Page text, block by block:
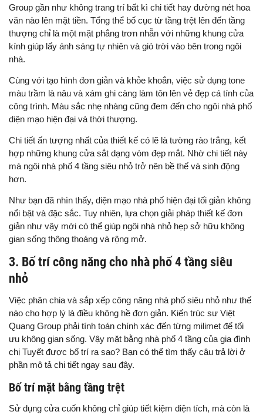
Group gần như không trang trí bất kì chi tiết hay đường nét hoa
văn nào lên mặt tiền. Tổng thể bố cục từ tầng trệt lên đến tầng
thượng chỉ là một mặt phẳng trơn nhẵn với những khung cửa
kính giúp lấy ánh sáng tự nhiên và gió trời vào bên trong ngôi
nhà.
Cùng với tạo hình đơn giản và khỏe khoắn, việc sử dụng tone
màu trầm là nâu và xám ghi càng làm tôn lên vẻ đẹp cá tính của
công trình. Màu sắc nhẹ nhàng cũng đem đến cho ngôi nhà phố
diện mạo hiện đại và thời thượng.
Chi tiết ấn tượng nhất của thiết kế có lẽ là tường rào trắng, kết
hợp những khung cửa sắt dạng vòm đẹp mắt. Nhờ chi tiết này
mà ngôi nhà phố 4 tầng siêu nhỏ trở nên bề thế và sinh động
hơn.
Như bạn đã nhìn thấy, diện mạo nhà phố hiện đại tối giản không
nổi bật và đặc sắc. Tuy nhiên, lựa chọn giải pháp thiết kế đơn
giản như vậy mới có thể giúp ngôi nhà nhỏ hẹp sở hữu không
gian sống thông thoáng và rộng mở.
3. Bố trí công năng cho nhà phố 4 tầng siêu
nhỏ
Việc phân chia và sắp xếp công năng nhà phố siêu nhỏ như thế
nào cho hợp lý là điều không hề đơn giản. Kiến trúc sư Việt
Quang Group phải tính toán chính xác đến từng milimet để tối
ưu không gian sống. Vậy mặt bằng nhà phố 4 tầng của gia đình
chị Tuyết được bố trí ra sao? Bạn có thể tìm thấy câu trả lời ở
phần mô tả chi tiết ngay sau đây.
Bố trí mặt bằng tầng trệt
Sử dụng cửa cuốn không chỉ giúp tiết kiệm diện tích, mà còn là